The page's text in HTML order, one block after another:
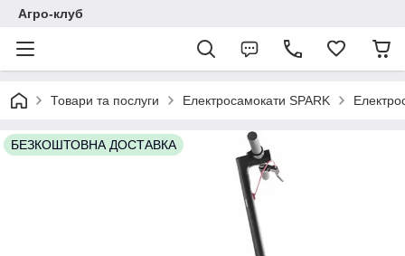
Агро-клуб
Товари та послуги Електросамокати SPARK
БЕЗКОШТОВНА ДОСТАВКА